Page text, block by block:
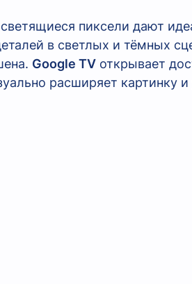
пиксели дают
в светлых и тёмных
Google TV открывает
расширяет картинку